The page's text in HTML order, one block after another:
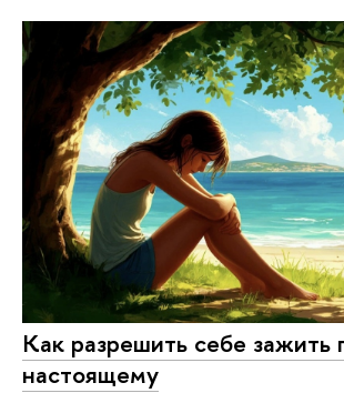
Как разрешить себе зажить
настоящему